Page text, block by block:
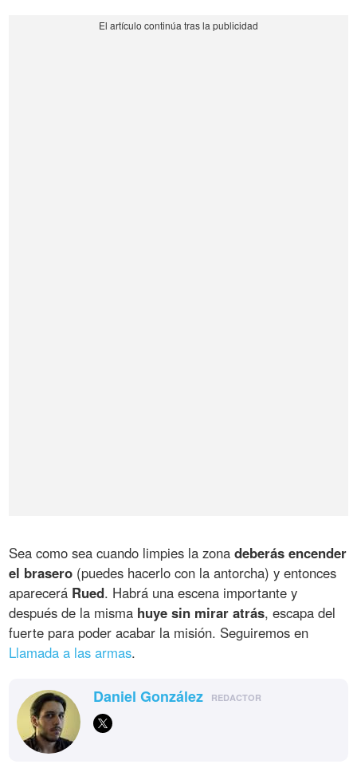
Sea como sea cuando limpies la zonadeberás encender
el brasero (puedes hacerlo con la antorcha) y entonces
aparecerá Rued. Habrá una escena importante y
después de la misma huye sin mirar atrás, escapa del
fuerte para poder acabar la misión. Seguiremos en
Llamada a las armas.
Daniel González REDACTOR